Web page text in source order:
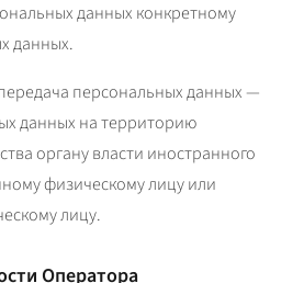
данных конкретному
данных.
персональных данных —
данных на территорию
органу власти иностранного
физическому лицу или
лицу.
Оператора